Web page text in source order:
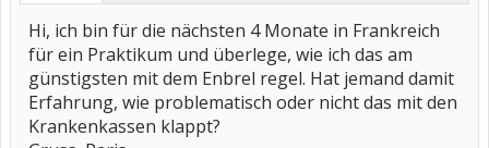
Hi, ich bin für die nächsten 4 Monate in Frankreich
für ein Praktikum und überlege, wie ich das am
günstigsten mit dem Enbrel regel. Hat jemand damit
Erfahrung, wie problematisch oder nicht das mit den
Krankenkassen klappt?